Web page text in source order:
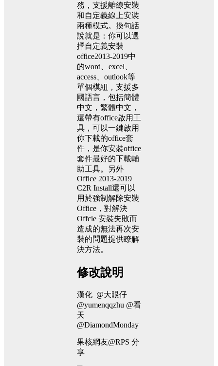
務，支援離線安裝
和自定義線上安裝
兩種模式。換句話
說就是：你可以選
擇自定義安裝
office2013-2019中
的word、excel、
access、outlook等
單個模組，支援多
國語言，包括簡體
中文，繁體中文，
還帶有office啟用工
具，可以一鍵啟用
你下載的office套
件，是你安裝office
套件最好的下載輔
助工具。另外
Office 2013-2019
C2R Install還可以
用於強制解除安裝
Office，對解決
Offcie 安裝失敗而
造成的無法再次安
裝的問題提供瞭解
決方法。
修改說明
漢化 @大眼仔
@yumenqqzhu @看
天
@DiamondMonday
果核網友@RPS 分
享